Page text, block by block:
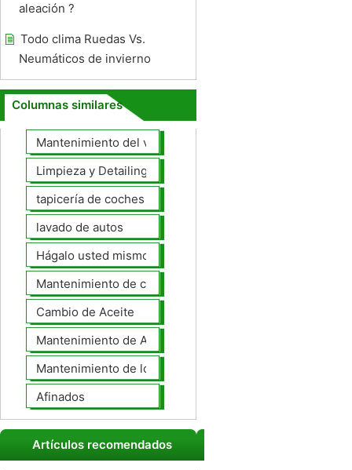
aleación ?
Todo clima Ruedas Vs.
Neumáticos de invierno
Columnas similares
Mantenimiento del vehículo
Limpieza y Detailing
tapicería de coches
lavado de autos
Hágalo usted mismo Mantenimiento de Automotores
Mantenimiento de coches General
Cambio de Aceite
Mantenimiento de Automotores Profesional
Mantenimiento de los neumáticos
Afinados
Artículos recomendados